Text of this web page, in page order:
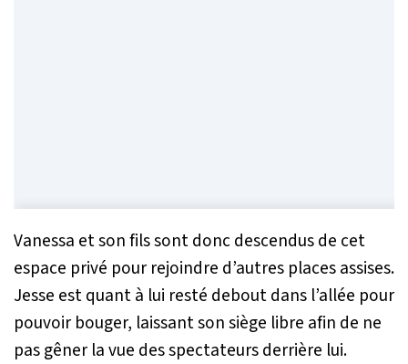
Vanessa et son fils sont donc descendus de cet
espace privé pour rejoindre d’autres places assises.
Jesse est quant à lui resté debout dans l’allée pour
pouvoir bouger, laissant son siège libre afin de ne
pas gêner la vue des spectateurs derrière lui.